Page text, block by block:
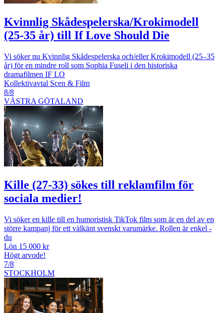
Kvinnlig Skådespelerska/Krokimodell
(25-35 år) till If Love Should Die
Vi söker nu Kvinnlig Skådespelerska och/eller Krokimodell (25–35
år) för en mindre roll som Sophia Fuseli i den historiska
dramafilmen IF LO
Kollektivavtal Scen & Film
8/8
VÄSTRA GÖTALAND
Kille (27-33) sökes till reklamfilm för
sociala medier!
Vi söker en kille till en humoristisk TikTok film som är en del av en
större kampanj för ett välkänt svenskt varumärke. Rollen är enkel -
du
Lön 15 000 kr
Högt arvode!
7/8
STOCKHOLM